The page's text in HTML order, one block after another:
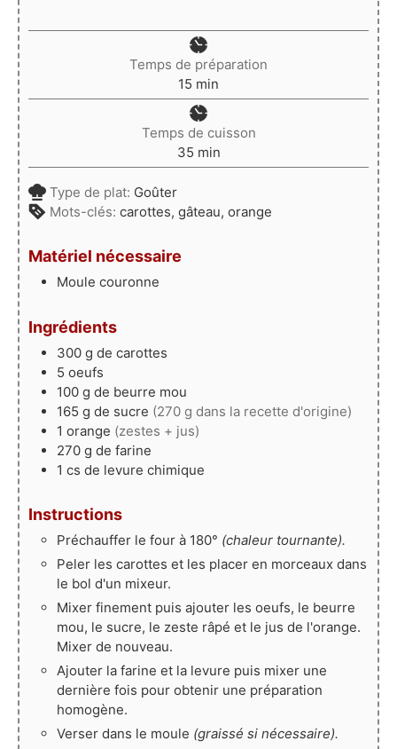
Temps de préparation
15 minutes
min
Temps de cuisson
35minutes
min
Type de plat: Goûter
Mots-clés: carottes, gâteau, orange
Matériel nécessaire
Moule couronne
Ingrédients
300 g de carottes
5 oeufs
100 g de beurre mou
165 g de sucre (270 g dans la recette d'origine)
1 orange (zestes + jus)
270 g de farine
1 cs de levure chimique
Instructions
Préchauffer le four à 180° (chaleur tournante).
Peler les carottes et les placer en morceaux dans
le bol d'un mixeur.
Mixer finement puis ajouter les oeufs, le beurre
mou, le sucre, le zeste râpé et le jus de l'orange.
Mixer de nouveau.
Ajouter la farine et la levure puis mixer une
dernière fois pour obtenir une préparation
homogène.
Verser dans le moule (graissé si nécessaire).